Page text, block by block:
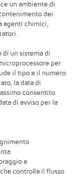
un ambiente di
dei
agenti chimici,
di un sistema di
per
il tipo e il numero
la data di
consentito
di avviso per la
a
controlla il flusso